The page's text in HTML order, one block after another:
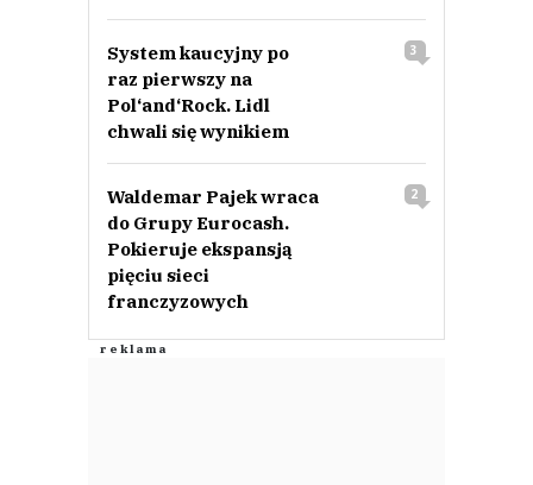
System kaucyjny po
raz pierwszy na
Pol‘and‘Rock. Lidl
chwali się wynikiem
3
Waldemar Pajek wraca
do Grupy Eurocash.
Pokieruje ekspansją
pięciu sieci
franczyzowych
2